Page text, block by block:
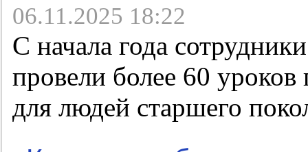
06.11.2025 18:22
С начала года
провели более 60
для людей старшего